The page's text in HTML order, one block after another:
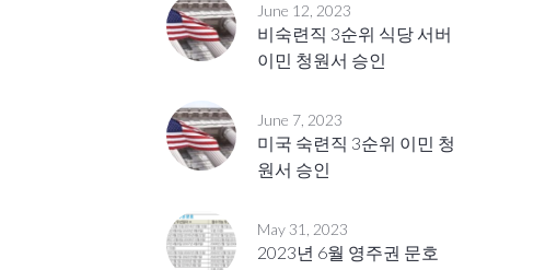
June 12, 2023
비숙련직 3순위 식당 서버
이민 청원서 승인
June 7, 2023
미국 숙련직 3순위 이민 청
원서 승인
May 31, 2023
2023년 6월 영주권 문호